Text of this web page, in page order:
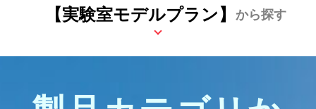
【実験室モデルプラン】 から探す